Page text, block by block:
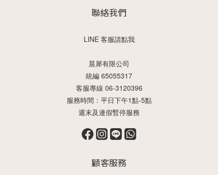
聯絡我們
LINE 客服請點我
晨犀有限公司
統編 65055317
客服專線 06-3120396
服務時間：平日下午1點-5點
週末及連假暫停服務
顧客服務